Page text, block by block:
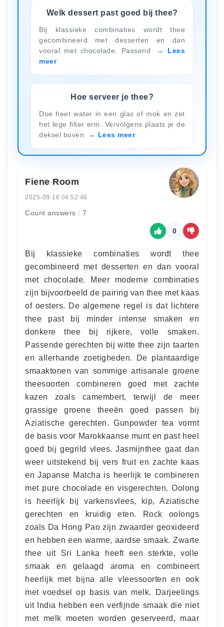
Welk dessert past goed bij thee?
Bij klassieke combinaties wordt thee
gecombineerd met desserten en dan
vooral met chocolade. Passend
Lees
meer
Hoe serveer je thee?
Doe heet water in een glas of mok en zet
het lege filter erin. Vervolgens plaats je de
deksel boven
Lees meer
Fiene Room
2025-09-16 04:52:46
Count answers : 7
0
Bij klassieke combinaties wordt thee
gecombineerd met desserten en dan vooral
met chocolade. Meer moderne combinaties
zijn bijvoorbeeld de pairing van thee met kaas
of oesters. De algemene regel is dat lichtere
thee past bij minder intense smaken en
donkere thee bij rijkere, volle smaken.
Passende gerechten bij witte thee zijn taarten
en allerhande zoetigheden. De plantaardige
smaaktonen van sommige artisanale groene
theesoorten combineren goed met zachte
kazen zoals camembert, terwijl de meer
grassige groene theeën goed passen bij
Aziatische gerechten. Gunpowder tea vormt
de basis voor Marokkaanse munt en past heel
goed bij gegrild vlees. Jasmijnthee gaat dan
weer uitstekend bij vers fruit en zachte kaas
en Japanse Matcha is heerlijk te combineren
met pure chocolade en visgerechten. Oolong
is heerlijk bij varkensvlees, kip, Aziatische
gerechten en kruidig eten. Rock oolongs
zoals Da Hong Pao zijn zwaarder geoxideerd
en hebben een warme, aardse smaak. Zwarte
thee uit Sri Lanka heeft een sterkte, volle
smaak en gelaagd aroma en combineert
heerlijk met bijna alle vleessoorten en ook
met voedsel op basis van melk. Darjeelings
uit India hebben een verfijnde smaak die niet
met melk moeten worden geserveerd, maar